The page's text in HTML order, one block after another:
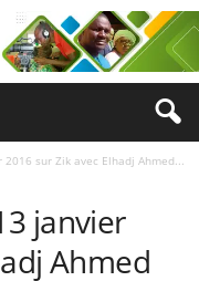
sur Zik avec Elhadj Ahmed...
janvier
Ahmed